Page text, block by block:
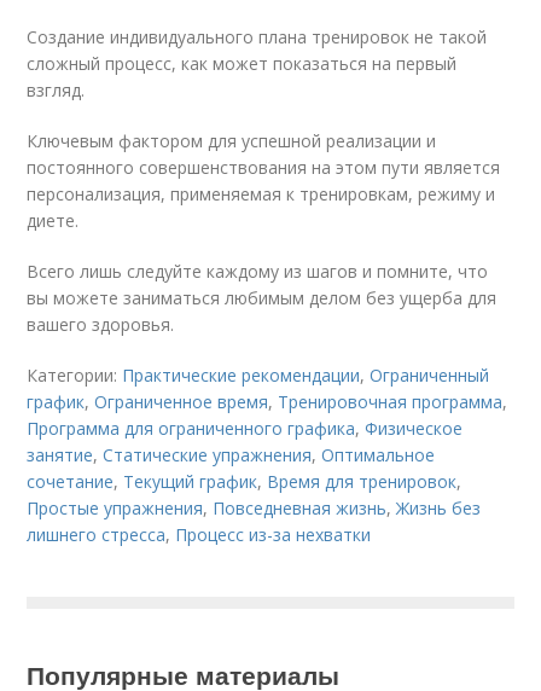
Создание индивидуального плана тренировок не такой
сложный процесс, как может показаться на первый
взгляд.
Ключевым фактором для успешной реализации и
постоянного совершенствования на этом пути является
персонализация, применяемая к тренировкам, режиму и
диете.
Всего лишь следуйте каждому из шагов и помните, что
вы можете заниматься любимым делом без ущерба для
вашего здоровья.
Категории: Практические рекомендации,Ограниченный
график,Ограниченное время, Тренировочная программа,
Программа для ограниченного графика,Физическое
занятие,Статические упражнения,Оптимальное
сочетание, Текущий график, Время для тренировок,
Простые упражнения, Повседневная жизнь,Жизнь без
лишнего стресса, Процесс из-за нехватки
Популярные материалы